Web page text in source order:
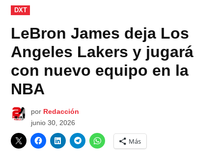
PUBLICADO
EN
DXT
LeBron James deja Los
Angeles Lakers y jugará
con nuevo equipo en la
NBA
por Redacción
junio 30, 2026
Más